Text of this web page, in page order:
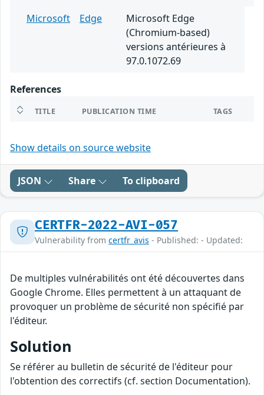
Microsoft Edge
Microsoft Edge
(Chromium-based)
versions antérieures à
97.0.1072.69
References
TITLE PUBLICATION TIME TAGS
Show details on source website
JSON Share To clipboard
CERTFR-2022-AVI-057
Vulnerability from certfr_avis - Published: - Updated:
De multiples vulnérabilités ont été découvertes dans
Google Chrome. Elles permettent à un attaquant de
provoquer un problème de sécurité non spécifié par
l'éditeur.
Solution
Se référer au bulletin de sécurité de l'éditeur pour
l'obtention des correctifs (cf. section Documentation).